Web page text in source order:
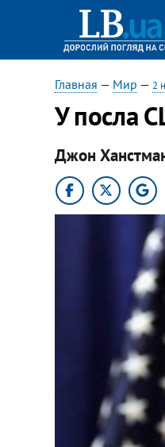
Главная — Мир — 2
У посла
Джон